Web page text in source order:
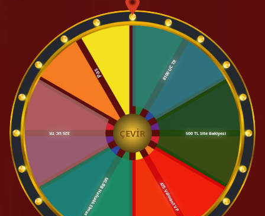
ÇEVIR